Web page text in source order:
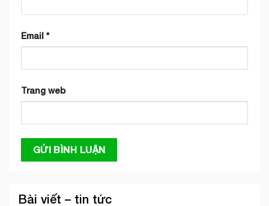
Email *
Trang web
Bài viết – tin tức